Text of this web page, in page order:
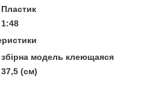
Пластик
1:48
збірна модель клеющаяся
37,5 (см)